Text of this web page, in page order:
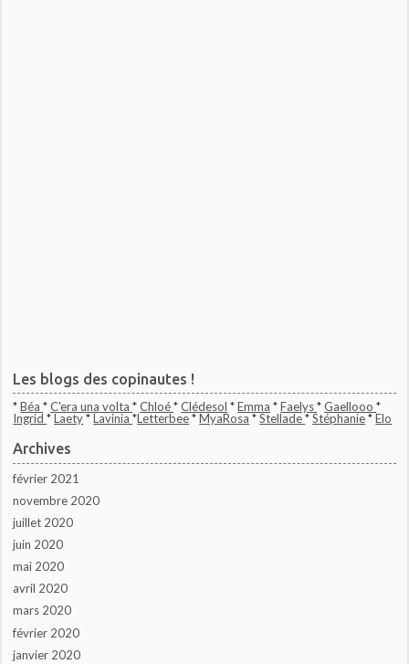
Les blogs des copinautes !
*Béa*C'era una volta*Chloé*Clédesol *Emma *Faelys*Gaellooo*
Ingrid*Laety*Lavinia*Letterbee*MyaRosa *Stellade*Stéphanie*Elo
Archives
février 2021
novembre 2020
juillet 2020
juin 2020
mai 2020
avril 2020
mars 2020
février 2020
janvier 2020